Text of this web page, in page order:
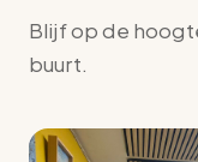
Blijf op de
buurt.